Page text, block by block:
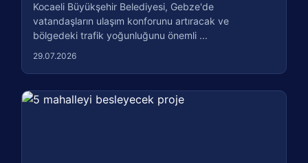
Kocaeli Büyükşehir Belediyesi, Gebze'de
vatandaşların ulaşım konforunu artıracak ve
bölgedeki trafik yoğunluğunu önemli ...
29.07.2026